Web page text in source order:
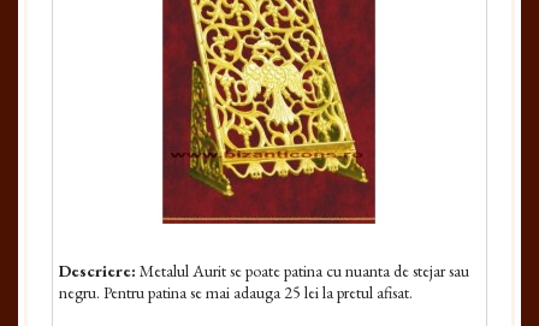
Descriere: Metalul Aurit se poate patina cu nuanta de stejar sau
negru. Pentru patina se mai adauga 25 lei la pretul afisat.